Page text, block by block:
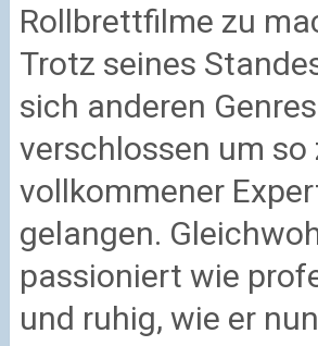
Rollbrettfilme zu
Trotz seines
sich anderen
verschlossen um so
vollkommener
gelangen.
passioniert wie
und ruhig, wie er